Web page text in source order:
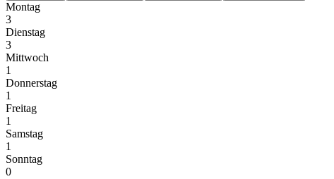
Montag
3
Dienstag
3
Mittwoch
1
Donnerstag
1
Freitag
1
Samstag
1
Sonntag
0